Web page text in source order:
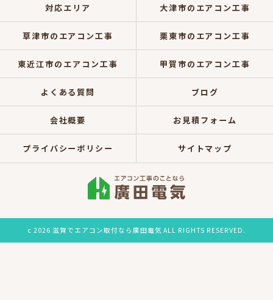
対応エリア 大津市のエアコン工事
草津市のエアコン工事 栗東市のエアコン工事
東近江市のエアコン工事 甲賀市のエアコン工事
よくある質問 ブログ
会社概要 お見積フォーム
プライバシーポリシー サイトマップ
c 2026 滋賀でエアコン取付なら廣田電気 ALL RIGHTS RESERVED.